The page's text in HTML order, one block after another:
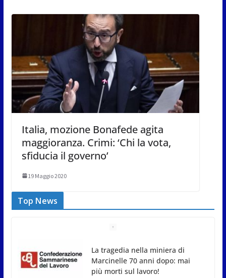
Italia, mozione Bonafede agita
maggioranza. Crimi: ‘Chi la vota,
sfiducia il governo’
19 Maggio 2020
Top News
La tragedia nella miniera di
Marcinelle 70 anni dopo: mai
più morti sul lavoro!